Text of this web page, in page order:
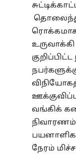
வங்கிக்
நேரம்